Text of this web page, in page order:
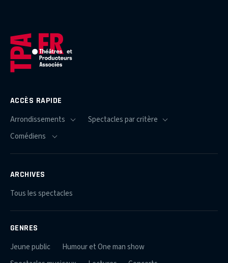
ACCÈS RAPIDE
ARCHIVES
Tous les spectacles
GENRES
Jeune public
Humour et One man show